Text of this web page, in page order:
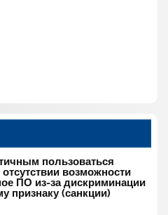
пользоваться
возможности
ПО из-за дискриминации
признаку (санкции)